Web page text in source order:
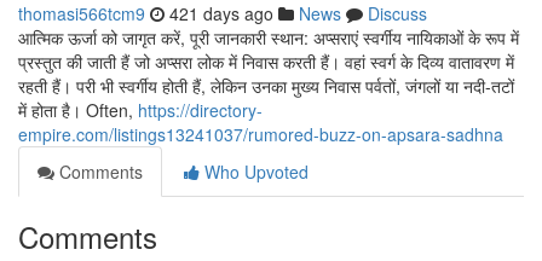
thomasi566tcm9 421 days ago News
Discuss
आत्मिक ऊर्जा को जागृत करें, पूरी जानकारी स्थान: अप्सराएं स्वर्गीय नायिकाओं के रूप में
प्रस्तुत की जाती हैं जो अप्सरा लोक में निवास करती हैं। वहां स्वर्ग के दिव्य वातावरण में
रहती हैं। परी भी स्वर्गीय होती हैं, लेकिन उनका मुख्य निवास पर्वतों, जंगलों या नदी-तटों
में होता है। Often, https://directory-
empire.com/listings13241037/rumored-buzz-on-apsara-sadhna
Comments
Who Upvoted
Comments